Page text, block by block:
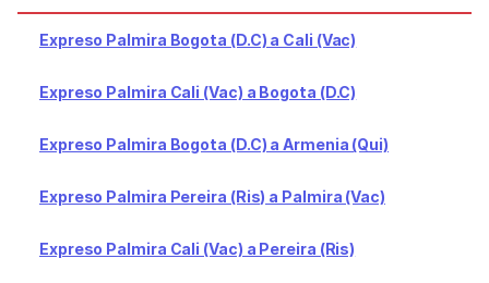
Expreso Palmira Bogota (D.C) a Cali (Vac)
Expreso Palmira Cali (Vac) a Bogota (D.C)
Expreso Palmira Bogota (D.C) a Armenia (Qui)
Expreso Palmira Pereira (Ris) a Palmira (Vac)
Expreso Palmira Cali (Vac) a Pereira (Ris)